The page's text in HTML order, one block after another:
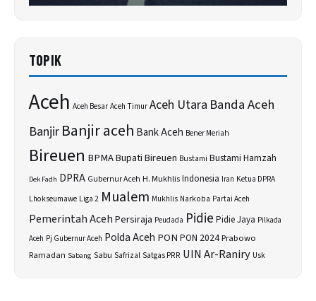
TOPIK
Aceh Aceh BesarAceh TimurAceh Utara Banda Aceh
BanjirBanjir aceh Bank Aceh Bener Meriah
Bireuen BPMABupati Bireuen Bustami Bustami Hamzah
Dek Fadh DPRA Gubernur Aceh H. MukhlisIndonesia Iran Ketua DPRA
Lhokseumawe Liga 2 Mualem Mukhlis Narkoba Partai Aceh
Pemerintah AcehPersiraja Peudada Pidie Pidie Jaya Pilkada
Aceh Pj Gubernur Aceh Polda Aceh PON PON 2024Prabowo
Ramadan Sabang Sabu Safrizal Satgas PRR UIN Ar-Raniry Usk